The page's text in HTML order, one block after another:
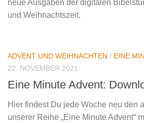
neue Ausgaben der digitalen
und Weihnachtszeit.
ADVENT UND WEIHNACHTEN / EINE
22. NOVEMBER 2021
Eine Minute Advent:
Hier findest Du jede Woche neu den
unserer Reihe „Eine Minute Advent“